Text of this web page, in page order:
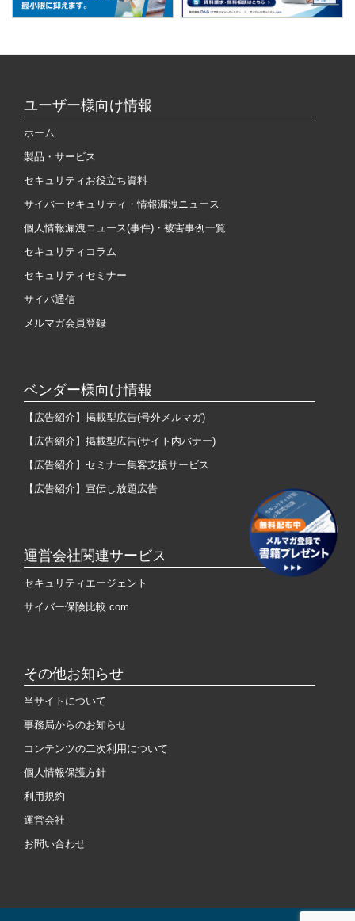
ユーザー様向け情報
ホーム
製品・サービス
セキュリティお役立ち資料
サイバーセキュリティ・情報漏洩ニュース
個人情報漏洩ニュース(事件)・被害事例一覧
セキュリティコラム
セキュリティセミナー
サイバ通信
メルマガ会員登録
ベンダー様向け情報
【広告紹介】掲載型広告(号外メルマガ)
【広告紹介】掲載型広告(サイト内バナー)
【広告紹介】セミナー集客支援サービス
【広告紹介】宣伝し放題広告
運営会社関連サービス
セキュリティエージェント
サイバー保険比較.com
その他お知らせ
当サイトについて
事務局からのお知らせ
コンテンツの二次利用について
個人情報保護方針
利用規約
運営会社
お問い合わせ